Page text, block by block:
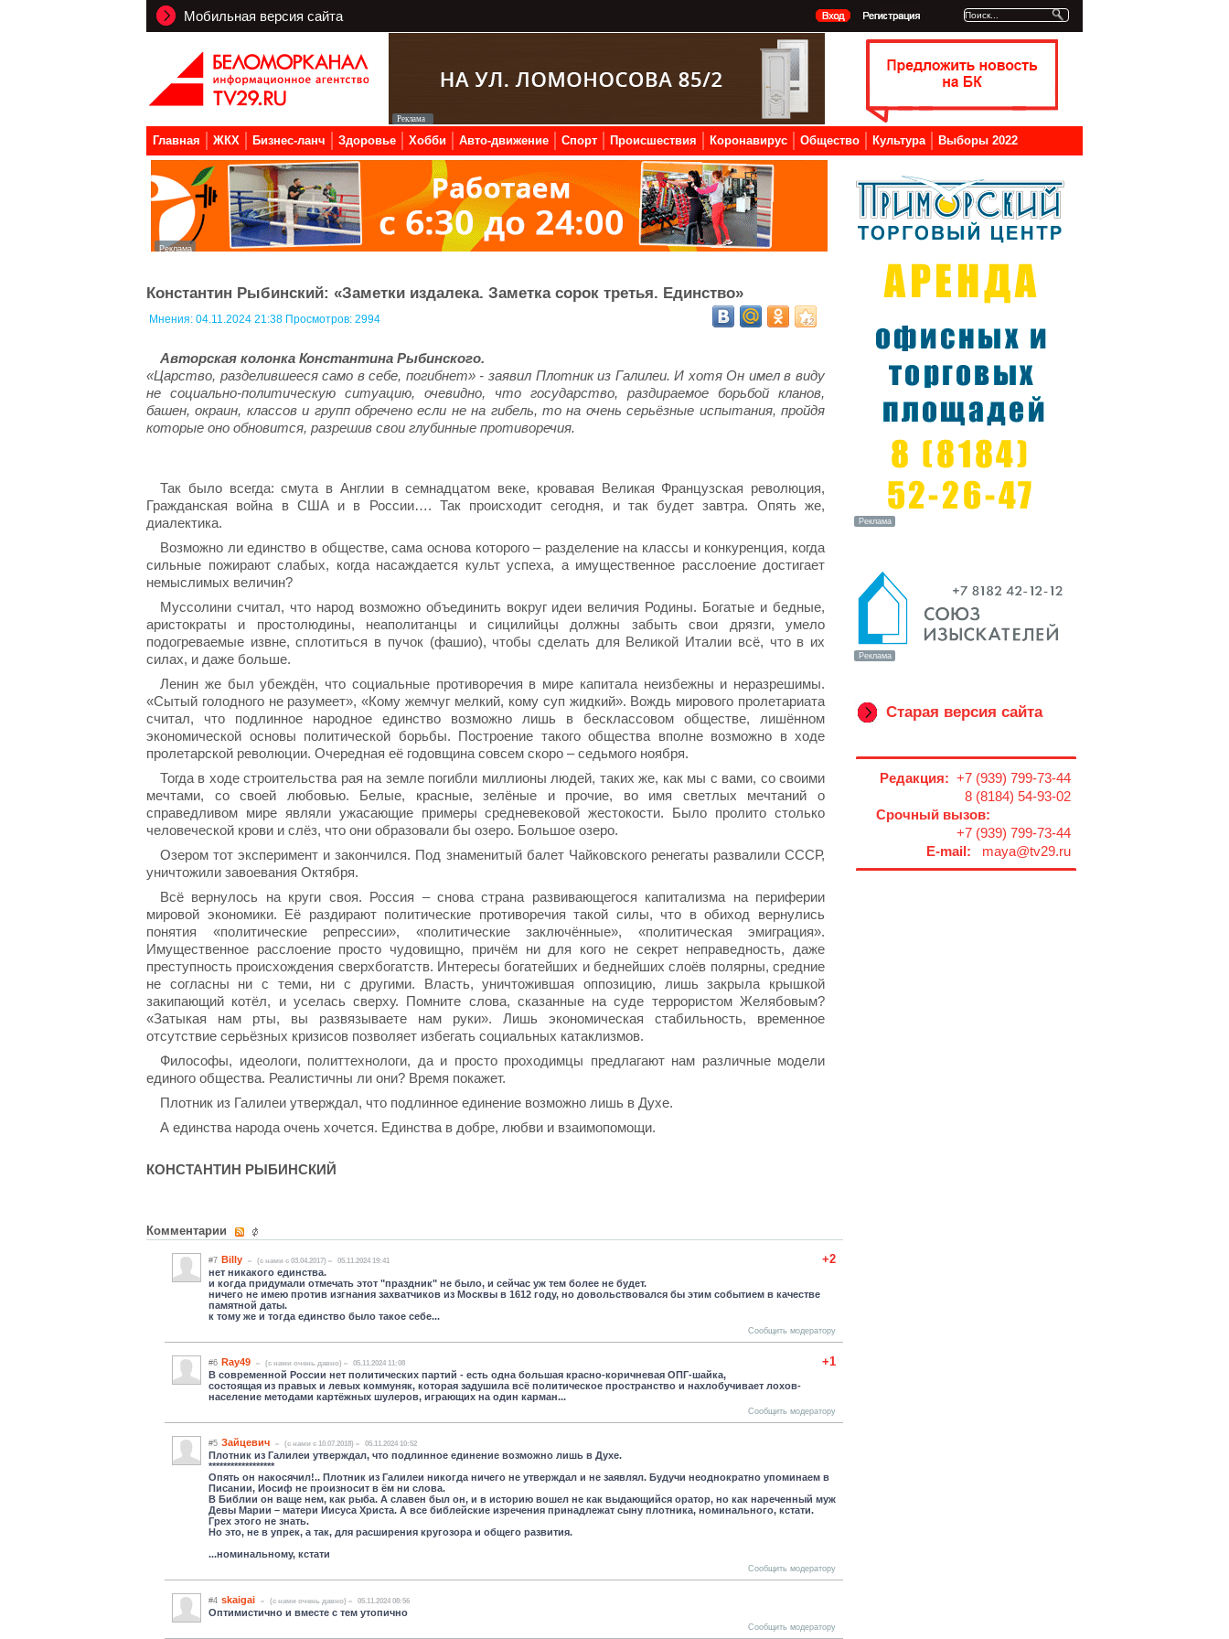
Мобильная версия сайта
Главная ЖКХ Бизнес-ланч Здоровье Хобби Авто-движение Спорт Происшествия Коронавирус Общество Культура Выборы 2022
Константин Рыбинский: «Заметки издалека. Заметка сорок третья. Единство»
Мнения: 04.11.2024 21:38 Просмотров: 2994
Авторская колонка Константина Рыбинского.
«Царство, разделившееся само в себе, погибнет» - заявил Плотник из Галилеи. И хотя Он имел в виду
не социально-политическую ситуацию, очевидно, что государство, раздираемое борьбой кланов,
башен, окраин, классов и групп обречено если не на гибель, то на очень серьёзные испытания, пройдя
которые оно обновится, разрешив свои глубинные противоречия.
Так было всегда: смута в Англии в семнадцатом веке, кровавая Великая Французская революция,
Гражданская война в США и в России…. Так происходит сегодня, и так будет завтра. Опять же,
диалектика.
Возможно ли единство в обществе, сама основа которого – разделение на классы и конкуренция, когда
сильные пожирают слабых, когда насаждается культ успеха, а имущественное расслоение достигает
немыслимых величин?
Муссолини считал, что народ возможно объединить вокруг идеи величия Родины. Богатые и бедные,
аристократы и простолюдины, неаполитанцы и сицилийцы должны забыть свои дрязги, умело
подогреваемые извне, сплотиться в пучок (фашио), чтобы сделать для Великой Италии всё, что в их
силах, и даже больше.
Ленин же был убеждён, что социальные противоречия в мире капитала неизбежны и неразрешимы.
«Сытый голодного не разумеет», «Кому жемчуг мелкий, кому суп жидкий». Вождь мирового пролетариата
считал, что подлинное народное единство возможно лишь в бесклассовом обществе, лишённом
экономической основы политической борьбы. Построение такого общества вполне возможно в ходе
пролетарской революции. Очередная её годовщина совсем скоро – седьмого ноября.
Тогда в ходе строительства рая на земле погибли миллионы людей, таких же, как мы с вами, со своими
мечтами, со своей любовью. Белые, красные, зелёные и прочие, во имя светлых мечтаний о
справедливом мире являли ужасающие примеры средневековой жестокости. Было пролито столько
человеческой крови и слёз, что они образовали бы озеро. Большое озеро.
Озером тот эксперимент и закончился. Под знаменитый балет Чайковского ренегаты развалили СССР,
уничтожили завоевания Октября.
Всё вернулось на круги своя. Россия – снова страна развивающегося капитализма на периферии
мировой экономики. Её раздирают политические противоречия такой силы, что в обиход вернулись
понятия «политические репрессии», «политические заключённые», «политическая эмиграция».
Имущественное расслоение просто чудовищно, причём ни для кого не секрет неправедность, даже
преступность происхождения сверхбогатств. Интересы богатейших и беднейших слоёв полярны, средние
не согласны ни с теми, ни с другими. Власть, уничтожившая оппозицию, лишь закрыла крышкой
закипающий котёл, и уселась сверху. Помните слова, сказанные на суде террористом Желябовым?
«Затыкая нам рты, вы развязываете нам руки». Лишь экономическая стабильность, временное
отсутствие серьёзных кризисов позволяет избегать социальных катаклизмов.
Философы, идеологи, политтехнологи, да и просто проходимцы предлагают нам различные модели
единого общества. Реалистичны ли они? Время покажет.
Плотник из Галилеи утверждал, что подлинное единение возможно лишь в Духе.
А единства народа очень хочется. Единства в добре, любви и взаимопомощи.
КОНСТАНТИН РЫБИНСКИЙ
Комментарии
+2
#7 Billy (c нами с 03.04.2017) 05.11.2024 19:41
нет никакого единства.
и когда придумали отмечать этот "праздник" не было, и сейчас уж тем более не будет.
ничего не имею против изгнания захватчиков из Москвы в 1612 году, но довольствовался бы этим событием в качестве
памятной даты.
к тому же и тогда единство было такое себе...
Сообщить модератору
+1
#6 Ray49 (c нами очень давно) 05.11.2024 11:08
В современной России нет политических партий - есть одна большая красно-коричневая ОПГ-шайка,
состоящая из правых и левых коммуняк, которая задушила всё политическое пространство и нахлобучивает лохов-
население методами картёжных шулеров, играющих на один карман...
Сообщить модератору
#5 Зайцевич (c нами с 10.07.2018) 05.11.2024 10:52
Плотник из Галилеи утверждал, что подлинное единение возможно лишь в Духе.
******************
Опять он накосячил!.. Плотник из Галилеи никогда ничего не утверждал и не заявлял. Будучи неоднократно упоминаем в
Писании, Иосиф не произносит в ём ни слова.
В Библии он ваще нем, как рыба. А славен был он, и в историю вошел не как выдающийся оратор, но как нареченный муж
Девы Марии – матери Иисуса Христа. А все библейские изречения принадлежат сыну плотника, номинального, кстати.
Грех этого не знать.
Но это, не в упрек, а так, для расширения кругозора и общего развития.
...номинальному, кстати
Сообщить модератору
#4 skaigai (c нами очень давно) 05.11.2024 08:56
Оптимистично и вместе с тем утопично
Сообщить модератору
Старая версия сайта
Редакция: +7 (939) 799-73-44
8 (8184) 54-93-02
Срочный вызов:
+7 (939) 799-73-44
E-mail: maya@tv29.ru